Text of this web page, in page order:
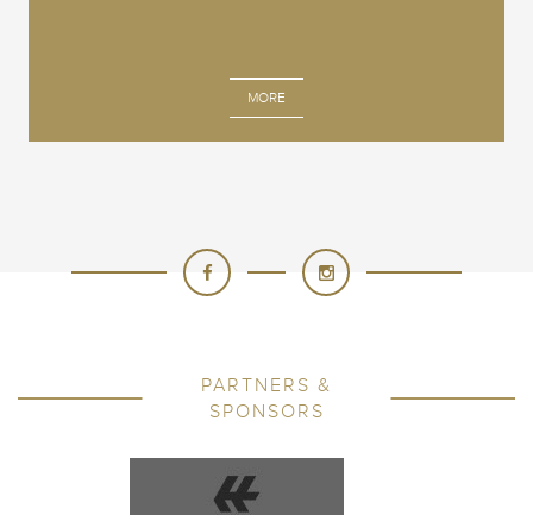
MORE
PARTNERS &
SPONSORS